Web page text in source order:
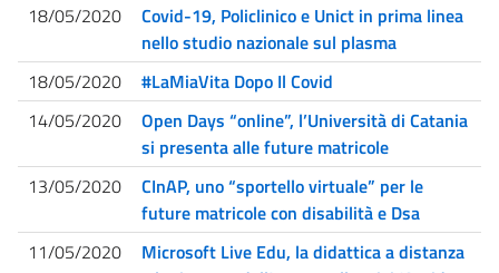
18/05/2020
Covid-19, Policlinico e Unict in prima linea
nello studio nazionale sul plasma
18/05/2020
#LaMiaVita Dopo Il Covid
14/05/2020
Open Days “online”, l’Università di Catania
si presenta alle future matricole
13/05/2020
CInAP, uno “sportello virtuale” per le
future matricole con disabilità e Dsa
11/05/2020
Microsoft Live Edu, la didattica a distanza